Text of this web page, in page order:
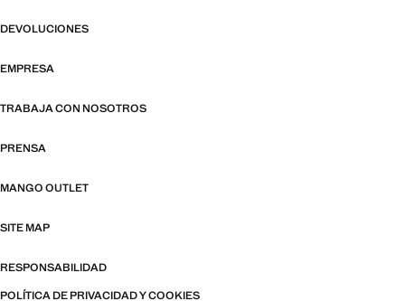
DEVOLUCIONES
EMPRESA
TRABAJA CON NOSOTROS
PRENSA
MANGO OUTLET
SITE MAP
RESPONSABILIDAD
POLÍTICA DE PRIVACIDAD Y COOKIES